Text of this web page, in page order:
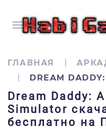
ГЛАВНАЯ
DREAM
Dream Daddy:
Simulator
бесплатно на